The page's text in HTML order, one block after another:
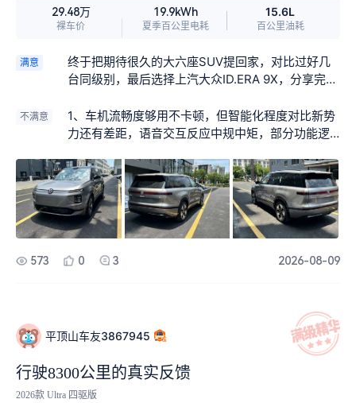
29.48万
裸车价
19.9kWh
夏季百公里电耗
15.6L
百公里油耗
满意
终于把期待很久的大六座SUV提回家，对比过好几
台同级别，最后选择上汽大众ID.ERA 9X，分享完整
做个参考。 订车之后销售会同步车辆生产、到店进
度。车子到店后提前完成PDI检测，洗干净，简单布
己来回跑手续。 重点提醒：提车一定要核对合格
证、一致性证书、三电质保三包凭证、一把实体钥
匙、一张卡片一把机械钥匙全部清点；看车辆里
程，新车几十公里属于正常，绕车检查车漆、玻
璃、轮毂有没有细小划痕，内饰各个座椅、屏幕功
能现场测试一遍再签字确认。 台 最惊艳就是后轮转
动噪音控制得很好，市区纯电行驶几乎就是电车质
感，没有明显不适感。 2+2+2六座布局，第二排是
独立航空座椅，带加热通风按摩，中间过道还算宽
敞，进出第三排不用挪二排座椅。 第二排舒适度很
好，第三排适合成年人短途、孩子长期坐。如果是
不满意
1、车机流畅度够用不卡顿，但智能化程度对比新势
力还有差距，语音交互反应中规中矩，部分功能逻
子长时间坐会局促。 3、座椅填充物偏硬，对比部
分新势力沙发座椅，柔软度弱一点。 4、满员六座
的时候，后备箱装载能力一般，大件行李需要放倒
第三排。
573 0 3 2026-08-09
平顶山车友3867945
行驶8300公里的真实反馈
2026款 Ultra 四驱版